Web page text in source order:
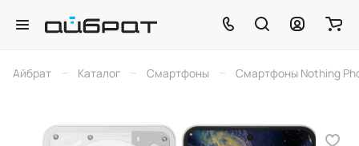
Айбрат – Каталог – Смартфоны – Смартфоны Nothing